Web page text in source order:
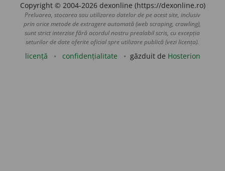
Copyright © 2004-2026 dexonline (https://dexonline.ro)
Preluarea, stocarea sau utilizarea datelor de pe acest site, inclusiv
prin orice metode de extragere automată (web scraping, crawling),
sunt strict interzise fără acordul nostru prealabil scris, cu excepția
seturilor de date oferite oficial spre utilizare publică (vezi licența).
licență confidențialitate găzduit de Hosterion